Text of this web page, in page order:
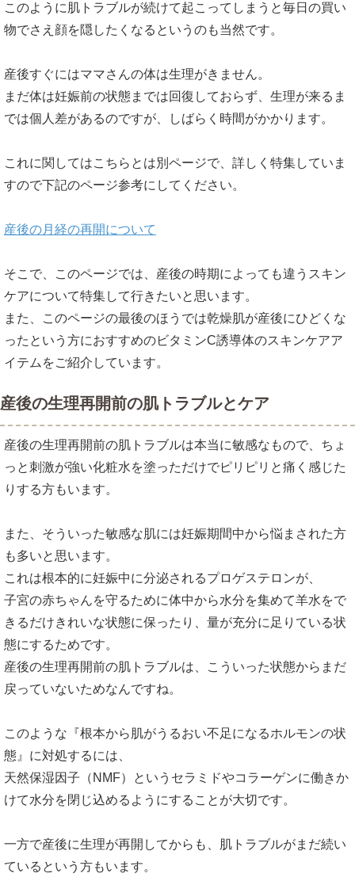
このように肌トラブルが続けて起こってしまうと毎日の買い
物でさえ顔を隠したくなるというのも当然です。
産後すぐにはママさんの体は生理がきません。
まだ体は妊娠前の状態までは回復しておらず、生理が来るま
では個人差があるのですが、しばらく時間がかかります。
これに関してはこちらとは別ページで、詳しく特集していま
すので下記のページ参考にしてください。
産後の月経の再開について
そこで、このページでは、産後の時期によっても違うスキン
ケアについて特集して行きたいと思います。
また、このページの最後のほうでは乾燥肌が産後にひどくな
ったという方におすすめのビタミンC誘導体のスキンケアア
イテムをご紹介しています。
産後の生理再開前の肌トラブルとケア
産後の生理再開前の肌トラブルは本当に敏感なもので、ちょ
っと刺激が強い化粧水を塗っただけでピリピリと痛く感じた
りする方もいます。
また、そういった敏感な肌には妊娠期間中から悩まされた方
も多いと思います。
これは根本的に妊娠中に分泌されるプロゲステロンが、
子宮の赤ちゃんを守るために体中から水分を集めて羊水をで
きるだけきれいな状態に保ったり、量が充分に足りている状
態にするためです。
産後の生理再開前の肌トラブルは、こういった状態からまだ
戻っていないためなんですね。
このような『根本から肌がうるおい不足になるホルモンの状
態』に対処するには、
天然保湿因子（NMF）というセラミドやコラーゲンに働きか
けて水分を閉じ込めるようにすることが大切です。
一方で産後に生理が再開してからも、肌トラブルがまだ続い
ているという方もいます。